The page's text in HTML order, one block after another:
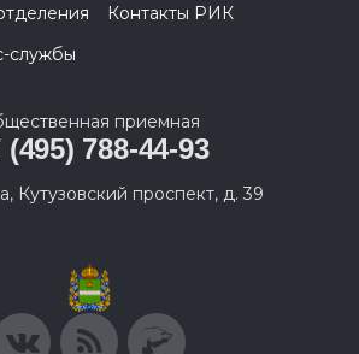
Контакты РИК
службы
приемная
(495) 788-44-93
Кутузовский проспект, д. 39